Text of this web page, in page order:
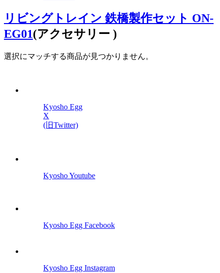
リビングトレイン 鉄橋製作セット ON-
EG01(アクセサリー )
選択にマッチする商品が見つかりません。
Kyosho Egg
X
(旧Twitter)
Kyosho Youtube
Kyosho Egg Facebook
Kyosho Egg Instagram